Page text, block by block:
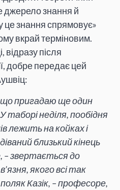
джерело знання й
це знання спрямовує»
вкрай терміновим.
відразу після
добре передає цей
що пригадаю ще один
таборі неділя, пообідня
лежить на койках і
близький кінець
– звертається до
якого всі так
Казік, – професоре,